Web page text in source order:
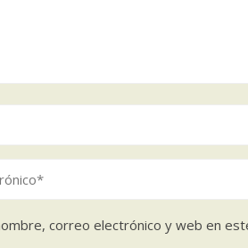
correo electrónico y web en